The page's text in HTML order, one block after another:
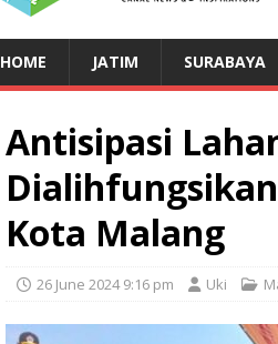
HOME JATIM SURABAYA
Antisipasi
Kota Malang
26 June 2024 9:16 pm Uki